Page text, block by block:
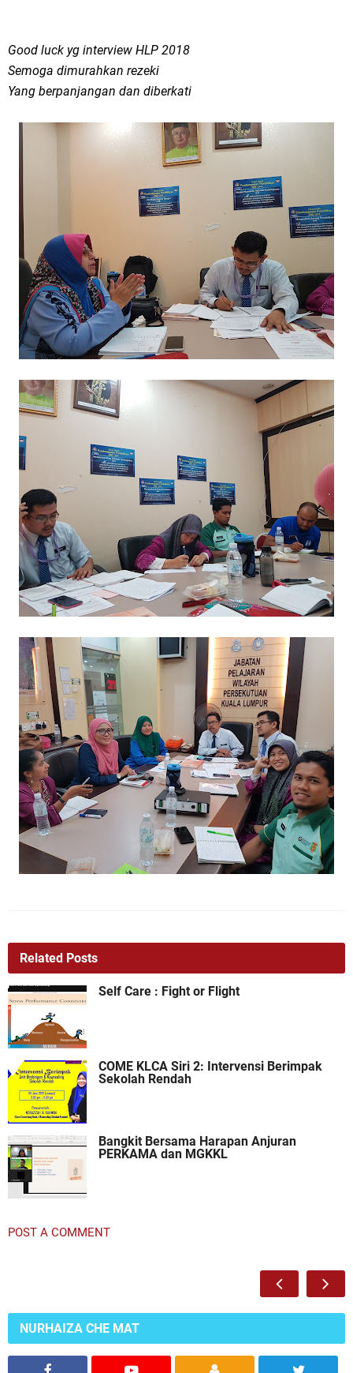
Good luck yg interview HLP 2018
Semoga dimurahkan rezeki
Yang berpanjangan dan diberkati
Related Posts
Self Care : Fight or Flight
COME KLCA Siri 2: Intervensi Berimpak
Sekolah Rendah
Bangkit Bersama Harapan Anjuran
PERKAMA dan MGKKL
POST A COMMENT
NURHAIZA CHE MAT